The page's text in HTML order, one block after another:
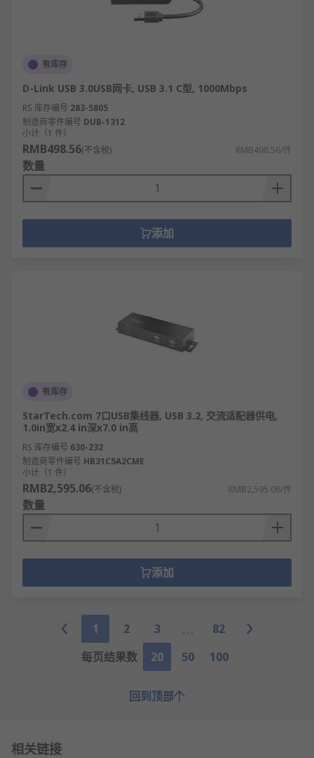
有库存
D-Link USB 3.0USB网卡, USB 3.1 C型, 1000Mbps
RS 库存编号 283-5805
制造商零件编号 DUB-1312
小计（1 件）
RMB498.56(不含税) RMB498.56/件
数量
添加
有库存
StarTech.com 7口USB集线器, USB 3.2, 交流适配器供电,
1.0in宽x2.4 in深x7.0 in高
RS 库存编号 630-232
制造商零件编号 HB31C5A2CME
小计（1 件）
RMB2,595.06(不含税) RMB2,595.06/件
数量
添加
1 2 3
82
每页结果数
20 50 100
回到顶部
相关链接